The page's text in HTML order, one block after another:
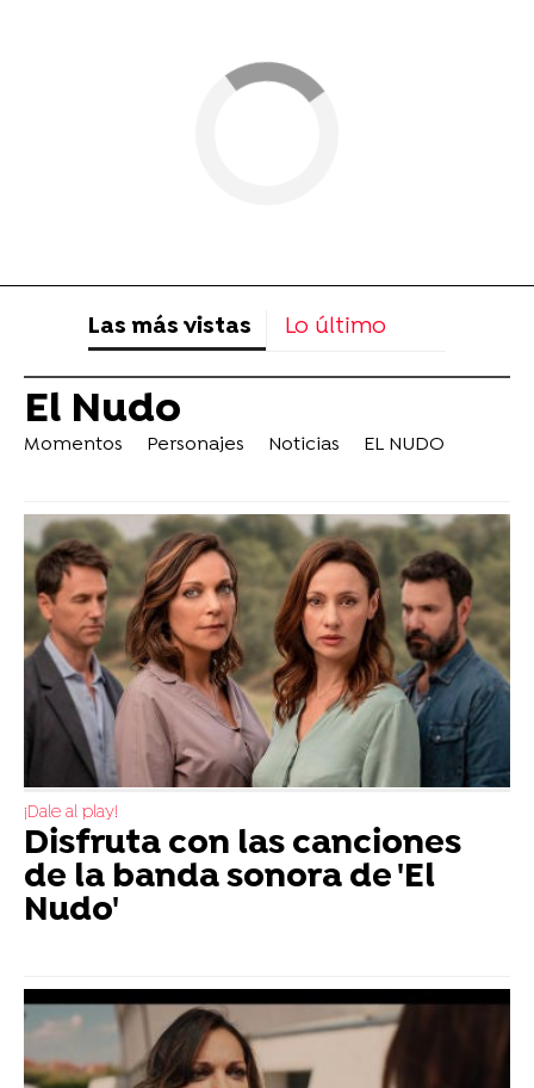
Las más vistas Lo último
El Nudo
Momentos Personajes Noticias EL NUDO
¡Dale al play!
Disfruta con las canciones
de la banda sonora de 'El
Nudo'